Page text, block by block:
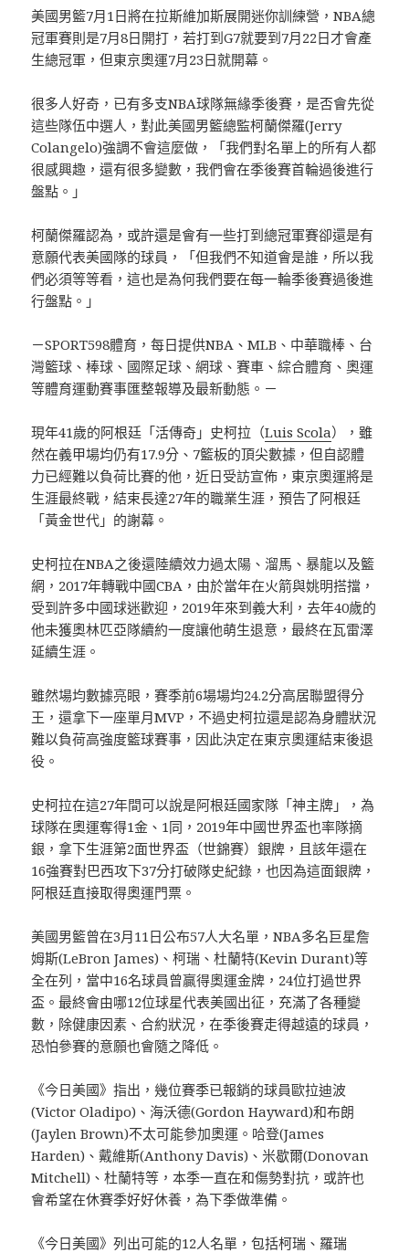
美國男籃7月1日將在拉斯維加斯展開迷你訓練營，NBA總
冠軍賽則是7月8日開打，若打到G7就要到7月22日才會產
生總冠軍，但東京奧運7月23日就開幕。
很多人好奇，已有多支NBA球隊無緣季後賽，是否會先從
這些隊伍中選人，對此美國男籃總監柯蘭傑羅(Jerry
Colangelo)強調不會這麼做，「我們對名單上的所有人都
很感興趣，還有很多變數，我們會在季後賽首輪過後進行
盤點。」
柯蘭傑羅認為，或許還是會有一些打到總冠軍賽卻還是有
意願代表美國隊的球員，「但我們不知道會是誰，所以我
們必須等等看，這也是為何我們要在每一輪季後賽過後進
行盤點。」
－SPORT598體育，每日提供NBA、MLB、中華職棒、台
灣籃球、棒球、國際足球、網球、賽車、綜合體育、奧運
等體育運動賽事匯整報導及最新動態。－
現年41歲的阿根廷「活傳奇」史柯拉（Luis Scola），雖
然在義甲場均仍有17.9分、7籃板的頂尖數據，但自認體
力已經難以負荷比賽的他，近日受訪宣佈，東京奧運將是
生涯最終戰，結束長達27年的職業生涯，預告了阿根廷
「黃金世代」的謝幕。
史柯拉在NBA之後還陸續效力過太陽、溜馬、暴龍以及籃
網，2017年轉戰中國CBA，由於當年在火箭與姚明搭擋，
受到許多中國球迷歡迎，2019年來到義大利，去年40歲的
他未獲奧林匹亞隊續約一度讓他萌生退意，最終在瓦雷澤
延續生涯。
雖然場均數據亮眼，賽季前6場場均24.2分高居聯盟得分
王，還拿下一座單月MVP，不過史柯拉還是認為身體狀況
難以負荷高強度籃球賽事，因此決定在東京奧運結束後退
役。
史柯拉在這27年間可以說是阿根廷國家隊「神主牌」，為
球隊在奧運奪得1金、1同，2019年中國世界盃也率隊摘
銀，拿下生涯第2面世界盃（世錦賽）銀牌，且該年還在
16強賽對巴西攻下37分打破隊史紀錄，也因為這面銀牌，
阿根廷直接取得奧運門票。
美國男籃曾在3月11日公布57人大名單，NBA多名巨星詹
姆斯(LeBron James)、柯瑞、杜蘭特(Kevin Durant)等
全在列，當中16名球員曾贏得奧運金牌，24位打過世界
盃。最終會由哪12位球星代表美國出征，充滿了各種變
數，除健康因素、合約狀況，在季後賽走得越遠的球員，
恐怕參賽的意願也會隨之降低。
《今日美國》指出，幾位賽季已報銷的球員歐拉迪波
(Victor Oladipo)、海沃德(Gordon Hayward)和布朗
(Jaylen Brown)不太可能參加奧運。哈登(James
Harden)、戴維斯(Anthony Davis)、米歇爾(Donovan
Mitchell)、杜蘭特等，本季一直在和傷勢對抗，或許也
會希望在休賽季好好休養，為下季做準備。
《今日美國》列出可能的12人名單，包括柯瑞、羅瑞